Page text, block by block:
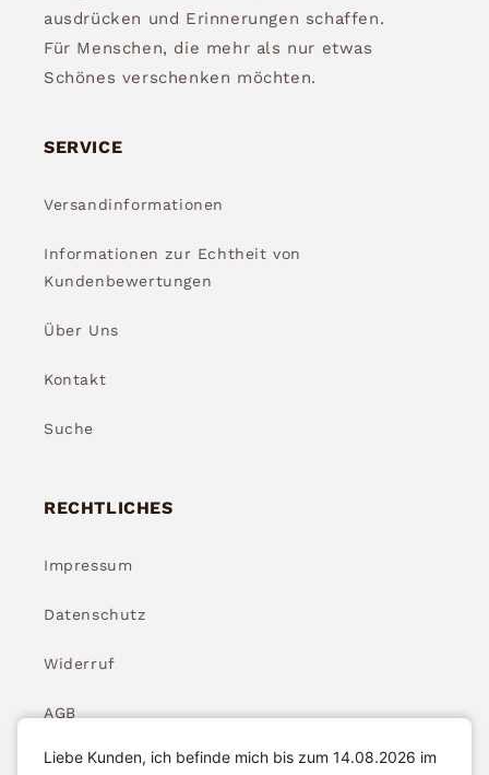
ausdrücken und Erinnerungen schaffen.
Für Menschen, die mehr als nur etwas
Schönes verschenken möchten.
SERVICE
Versandinformationen
Informationen zur Echtheit von
Kundenbewertungen
Über Uns
Kontakt
Suche
RECHTLICHES
Impressum
Datenschutz
Widerruf
AGB
Widerrufsbelehrung
Liebe Kunden, ich befinde mich bis zum 14.08.2026 im